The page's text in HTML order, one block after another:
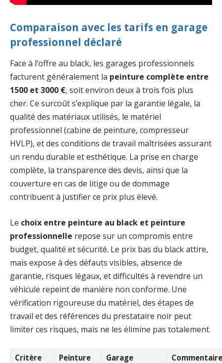
Comparaison avec les tarifs en garage
professionnel déclaré
Face à l’offre au black, les garages professionnels
facturent généralement la peinture complète entre
1500 et 3000 €, soit environ deux à trois fois plus
cher. Ce surcoût s’explique par la garantie légale, la
qualité des matériaux utilisés, le matériel
professionnel (cabine de peinture, compresseur
HVLP), et des conditions de travail maîtrisées assurant
un rendu durable et esthétique. La prise en charge
complète, la transparence des devis, ainsi que la
couverture en cas de litige ou de dommage
contribuent à justifier ce prix plus élevé.
Le choix entre peinture au black et peinture
professionnelle repose sur un compromis entre
budget, qualité et sécurité. Le prix bas du black attire,
mais expose à des défauts visibles, absence de
garantie, risques légaux, et difficultés à revendre un
véhicule repeint de manière non conforme. Une
vérification rigoureuse du matériel, des étapes de
travail et des références du prestataire noir peut
limiter ces risques, mais ne les élimine pas totalement.
Critère
Peinture
Garage